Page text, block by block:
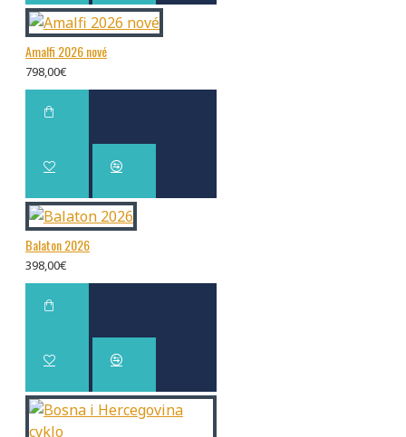
Amalfi 2026 nové
798,00€
Balaton 2026
398,00€